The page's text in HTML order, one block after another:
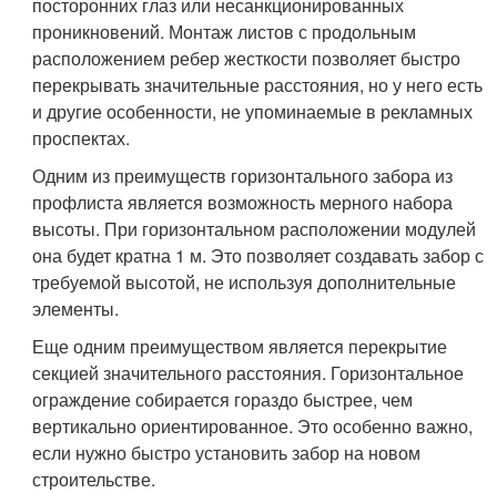
проникновений. Монтаж листов с продольным
расположением ребер жесткости позволяет быстро
перекрывать значительные расстояния, но у него есть
и другие особенности, не упоминаемые в рекламных
проспектах.
Одним из преимуществ горизонтального забора из
профлиста является возможность мерного набора
высоты. При горизонтальном расположении модулей
она будет кратна 1 м. Это позволяет создавать забор с
требуемой высотой, не используя дополнительные
элементы.
Еще одним преимуществом является перекрытие
секцией значительного расстояния. Горизонтальное
ограждение собирается гораздо быстрее, чем
вертикально ориентированное. Это особенно важно,
если нужно быстро установить забор на новом
строительстве.